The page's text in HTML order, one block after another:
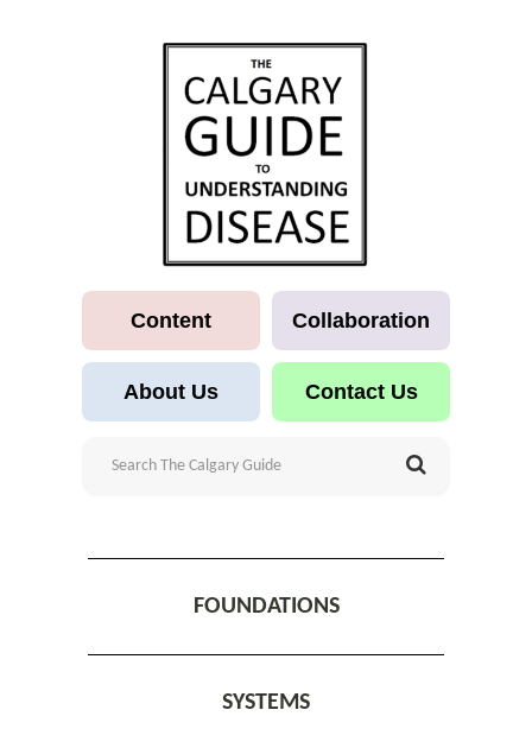
Content Collaboration
About Us Contact Us
FOUNDATIONS
SYSTEMS